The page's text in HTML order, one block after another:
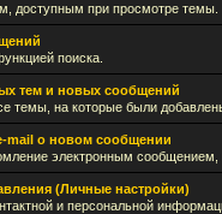
доступным при просмотре темы.
поиска.
тем и новых сообщений
темы, на которые были
mail о новом сообщении
электронным сообщением,
(Личные настройки)
и персональной